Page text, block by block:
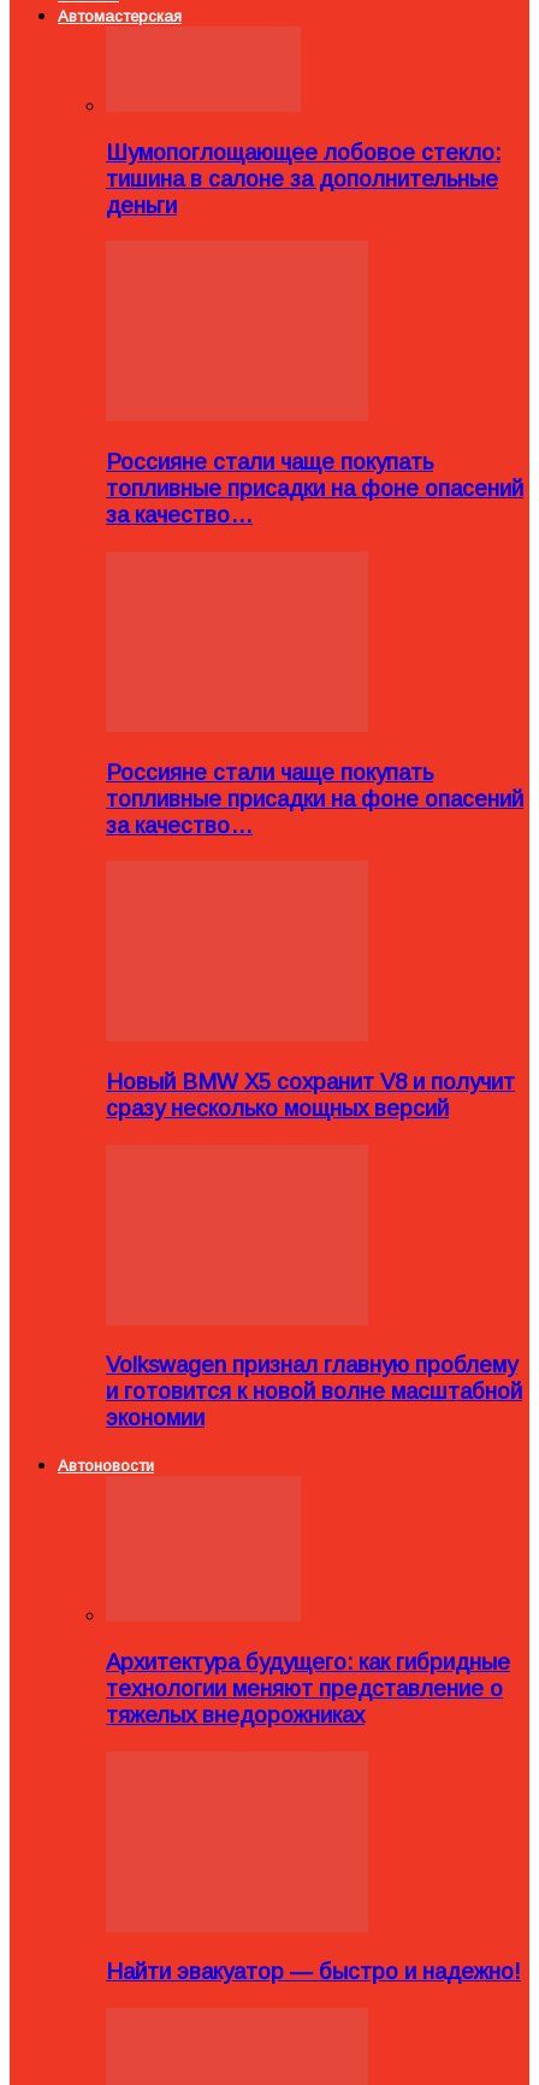
Автомастерская
Шумопоглощающее лобовое стекло:
тишина в салоне за дополнительные
деньги
Россияне стали чаще покупать
топливные присадки на фоне опасений
за качество…
Россияне стали чаще покупать
топливные присадки на фоне опасений
за качество…
Новый BMW X5 сохранит V8 и получит
сразу несколько мощных версий
Volkswagen признал главную проблему
и готовится к новой волне масштабной
экономии
Автоновости
Архитектура будущего: как гибридные
технологии меняют представление о
тяжелых внедорожниках
Найти эвакуатор — быстро и надежно!